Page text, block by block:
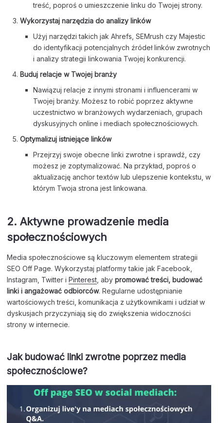
treść, poproś o umieszczenie linku do Twojej strony.
Wykorzystaj narzędzia do analizy linków
Użyj narzędzi takich jak Ahrefs, SEMrush czy Majestic
do identyfikacji potencjalnych źródeł linków zwrotnych
i analizy strategii linkowania Twojej konkurencji.
Buduj relacje w Twojej branży
Nawiązuj relacje z innymi stronami i influencerami w
Twojej branży. Możesz to robić poprzez aktywne
uczestnictwo w branżowych wydarzeniach, grupach
dyskusyjnych online i mediach społecznościowych.
Optymalizuj istniejące linków
Przejrzyj swoje obecne linki zwrotne i sprawdź, czy
możesz je zoptymalizować. Na przykład, poproś o
aktualizację anchor textów lub ulepszenie kontekstu, w
którym Twoja strona jest linkowana.
2. Aktywne prowadzenie media
społecznościowych
Media społecznościowe są kluczowym elementem strategii
SEO Off Page. Wykorzystaj platformy takie jak Facebook,
Instagram, Twitter i Pinterest , aby promować treści, budować
linki i angażować odbiorców. Regularne udostępnianie
wartościowych treści, komunikacja z użytkownikami i udział w
dyskusjach przyczyniają się do zwiększenia widoczności
strony w internecie.
Jak budować linki zwrotne poprzez media
społecznościowe?